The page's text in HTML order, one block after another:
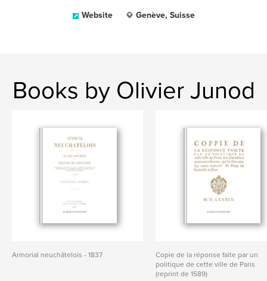
Website Genève, Suisse
Books by Olivier Junod
Armorial neuchâtelois - 1837
Copie de la réponse faite par un
politique de cette ville de Paris
(reprint de 1589)